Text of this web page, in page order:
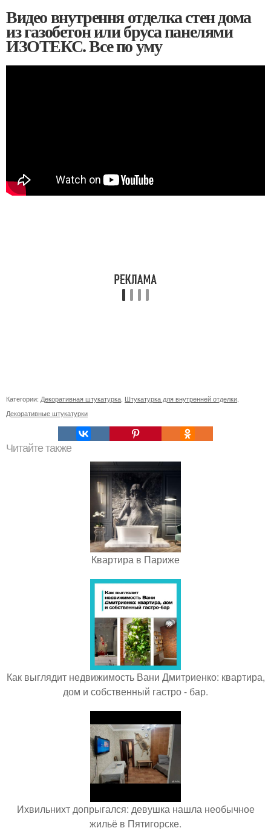
Видео внутрення отделка стен дома
из газобетон или бруса панелями
ИЗОТЕКС. Все по уму
Категории: Декоративная штукатурка Штукатурка для внутренней отделки
Декоративные штукатурки
Читайте также
Квартира в Париже
Как выглядит недвижимость Вани Дмитриенко: квартира,
дом и собственный гастро - бар.
Ихвильнихт допрыгался: девушка нашла необычное
жильё в Пятигорске.